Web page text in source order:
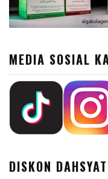
MEDIA SOSIAL
DISKON